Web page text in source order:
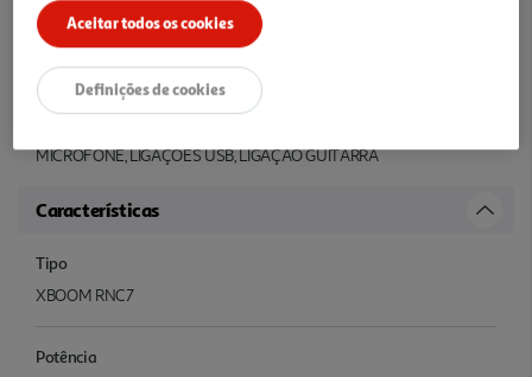
Informações de Marketing
DOUBLE SUPER BASS BOOST ILUMINAÇÃO MULTICOLORIDA
MICROFONE, LIGAÇÕES USB, LIGAÇÃO GUITARRA
Características
Tipo
XBOOM RNC7
Potência
Aceitar todos os cookies
Definições de cookies